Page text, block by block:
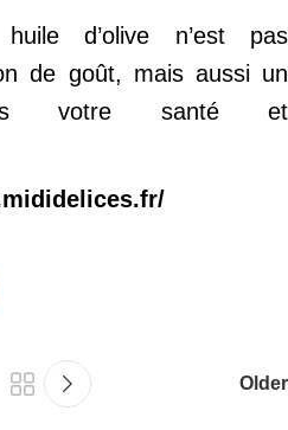
d’olive n’est pas
de goût, mais aussi un
votre santé et
Older